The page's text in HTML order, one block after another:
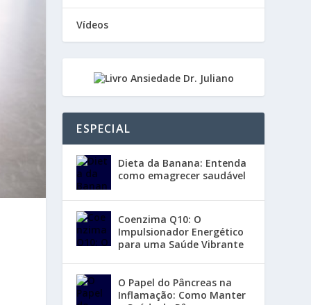
Vídeos
ESPECIAL
Dieta da Banana: Entenda
como emagrecer saudável
Coenzima Q10: O
Impulsionador Energético
para uma Saúde Vibrante
O Papel do Pâncreas na
Inflamação: Como Manter